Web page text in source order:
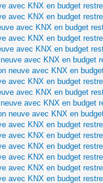
avec KNX en budget
avec KNX en budget
avec KNX en budget
avec KNX en budget
avec KNX en budget
avec KNX en budget
neuve avec KNX en
avec KNX en budget
avec KNX en budget
avec KNX en budget
neuve avec KNX en
avec KNX en budget
avec KNX en budget
avec KNX en budget
avec KNX en budget
avec KNX en budget
avec KNX en budget